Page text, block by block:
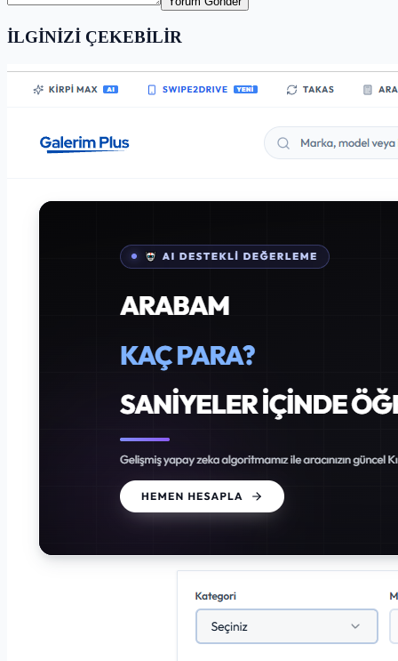
İLGİNİZİ ÇEKEBİLİR